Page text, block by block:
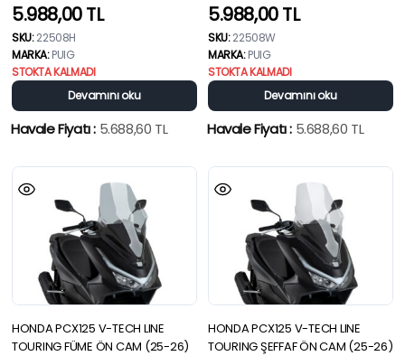
5.988,00TL
SKU: 22508H
MARKA:PUIG
STOKTA KALMADI
Devamını oku
Havale Fiyatı : 5.688,60 TL
5.988,00TL
SKU: 22508W
MARKA:PUIG
STOKTA KALMADI
Devamını oku
Havale Fiyatı : 5.688,60 TL
HONDA PCX125 V-TECH LINE
TOURING FÜME ÖN CAM (25-26)
HONDA PCX125 V-TECH LINE
TOURING ŞEFFAF ÖN CAM (25-26)